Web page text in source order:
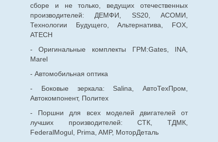
сборе и не только, ведущих отечественных
производителей: ДЕМФИ, SS20, АСОМИ,
Технологии Будущего, Альтернатива, FOX,
ATECH
- Оригинальные комплекты ГРМ:Gates, INA,
Marel
- Автомобильная оптика
- Боковые зеркала: Salina, АвтоТехПром,
Автокомпонент, Политех
- Поршни для всех моделей двигателей от
лучших производителей: СТК, ТДМК,
FederalMogul, Prima, AMP, МоторДеталь